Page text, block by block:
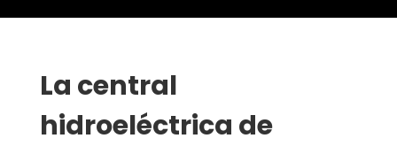
La central
hidroeléctrica de